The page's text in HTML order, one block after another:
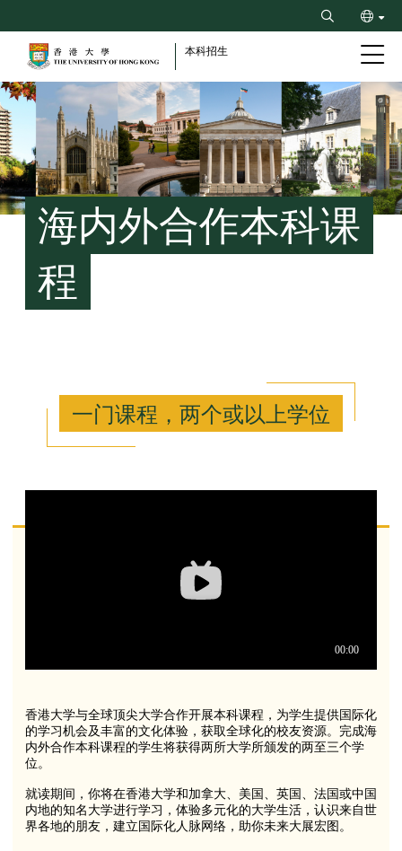
to
content
Search
繁
本科招生
Breadcrumb
海内外合作本科课
程
一门课程，两个或以上学位
香港大学与全球顶尖大学合作开展本科课程，为学生提供国际化
的学习机会及丰富的文化体验，获取全球化的校友资源。完成海
内外合作本科课程的学生将获得两所大学所颁发的两至三个学
位。
就读期间，你将在香港大学和加拿大、美国、英国、法国或中国
内地的知名大学进行学习，体验多元化的大学生活，认识来自世
界各地的朋友，建立国际化人脉网络，助你未来大展宏图。